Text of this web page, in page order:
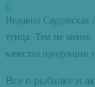
0
Недавно Саудовская
тунца. Тем не менее,
качества
Все о рыбалке и